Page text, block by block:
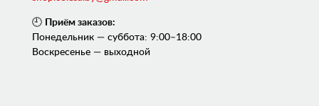
🕘 Приём заказов:
Понедельник — суббота: 9:00–18:00
Воскресенье — выходной